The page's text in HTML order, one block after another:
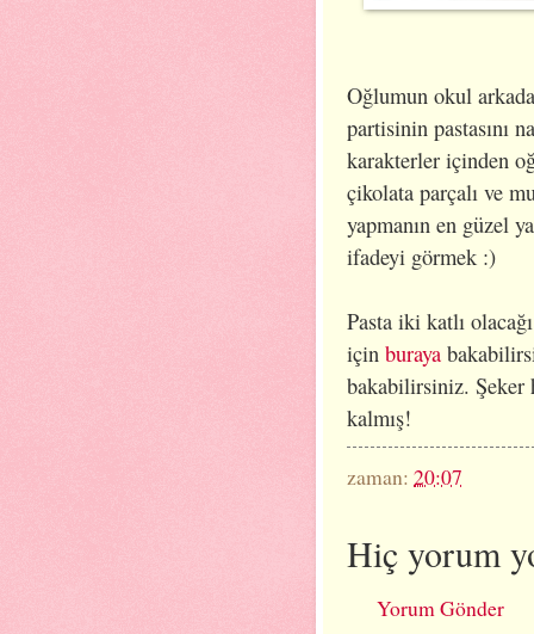
Oğlumun okul
partisinin pastasını
karakterler içinden
çikolata parçalı ve
yapmanın en güzel
ifadeyi görmek :)
Pasta iki katlı
için buraya
bakabilirsiniz. Şeker
kalmış!
zaman: 20:07
Hiç yorum
Yorum Gönder